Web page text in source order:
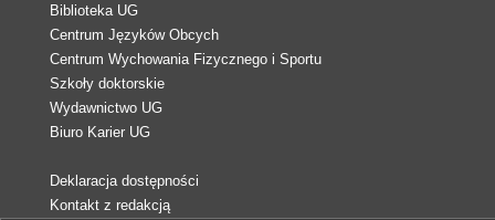
Biblioteka UG
Centrum Języków Obcych
Centrum Wychowania Fizycznego i Sportu
Szkoły doktorskie
Wydawnictwo UG
Biuro Karier UG
Deklaracja dostępności
Kontakt z redakcją